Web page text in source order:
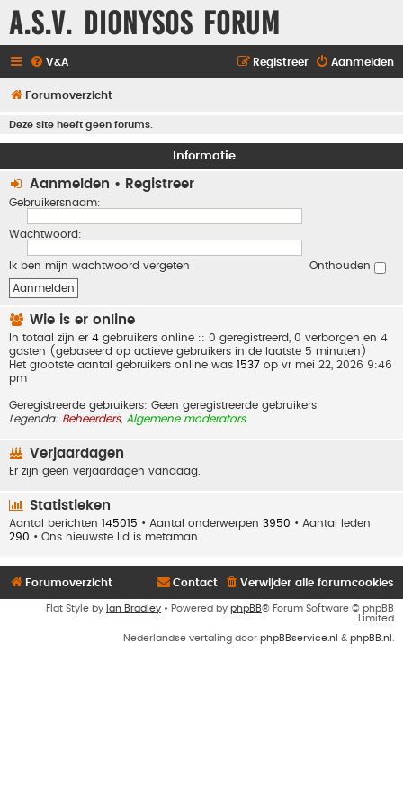
A.S.V. Dionysos Forum
V&A Aanmelden
Registreer
Forumoverzicht
Deze site heeft geen forums.
Informatie
Aanmelden • Registreer
Gebruikersnaam:
Wachtwoord:
Ik ben mijn wachtwoord vergeten Onthouden
Wie is er online
In totaal zijn er 4 gebruikers online :: 0 geregistreerd, 0 verborgen en 4
gasten (gebaseerd op actieve gebruikers in de laatste 5 minuten)
Het grootste aantal gebruikers online was 1537 op vr mei 22, 2026 9:46
pm
Geregistreerde gebruikers: Geen geregistreerde gebruikers
Legenda: Beheerders, Algemene moderators
Verjaardagen
Er zijn geen verjaardagen vandaag.
Statistieken
Aantal berichten 145015 • Aantal onderwerpen 3950 • Aantal leden
290 • Ons nieuwste lid is metaman
Forumoverzicht Verwijder alle forumcookies
Contact
Flat Style by Ian Bradley • Powered by phpBB® Forum Software © phpBB
Limited
Nederlandse vertaling door phpBBservice.nl & phpBB.nl